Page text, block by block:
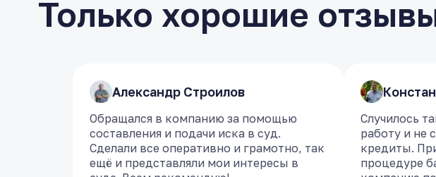
Только хорошие
​Александр Строилов
Обращался в компанию за помощью
составления и подачи иска в суд.
Сделали все оперативно и грамотно, так
ещё и представляли мои интересы в
Случилось
работу и не
кредиты.
процедуре
​Александр Строилов
Обращался в компанию за помощью
составления и подачи иска в суд.
Сделали все оперативно и грамотно, так
ещё и представляли мои интересы в
Случилось
работу и не
кредиты.
процедуре